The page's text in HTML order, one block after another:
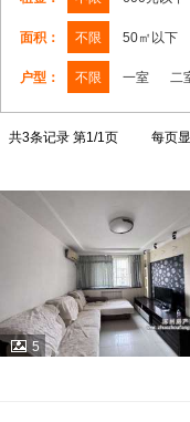
面积： 不限 50㎡以下
户型： 不限 一室 二
共3条记录 第1/1页 每页
5